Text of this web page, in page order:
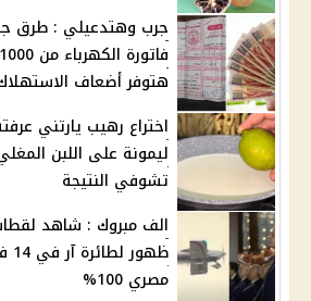
جرب وهتدعيلي : طرق
هتوفر أضعاف
اختراع رهيب يارتني
ليمونة على اللبن
تشوفي النتيجة
الف مبروك : شاهد
مصري 100%